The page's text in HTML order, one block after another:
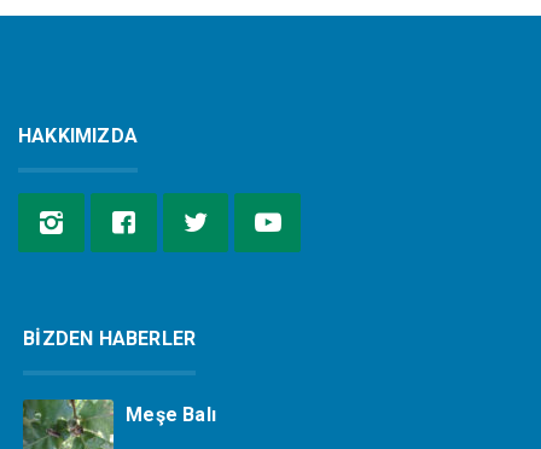
HAKKIMIZDA
BİZDEN HABERLER
Meşe Balı